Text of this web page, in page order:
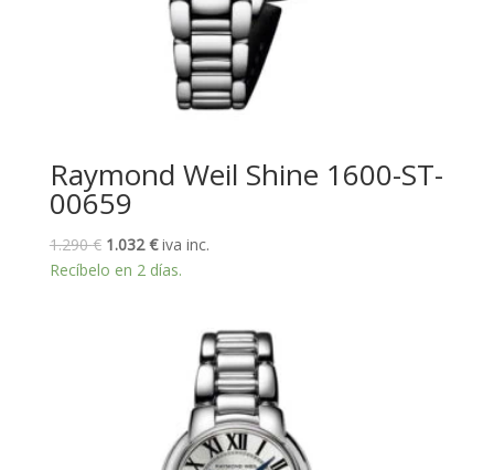
Raymond Weil Shine 1600-ST-
00659
1.290€ El
precio
1.032€El
precio
1.032 €.
iva inc.
Recíbelo en 2 días.